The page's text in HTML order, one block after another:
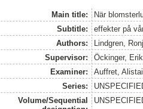
Main title:
När
Subtitle:
effekter på
Authors:
Lindgren,
Supervisor:
Öckinger, Erik
Examiner:
Auffret,
Series:
Volume/Sequential